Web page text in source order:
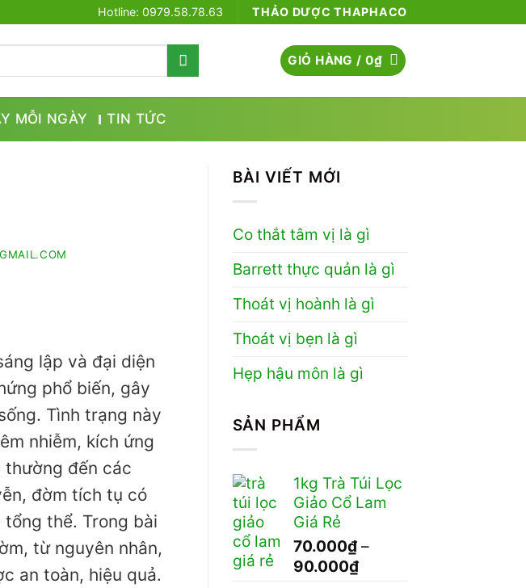
Hotline: 0979.58.78.63 THẢO DƯỢC THAPHACO
GIỎ HÀNG /0₫
MỖI NGÀY TIN TỨC
lập và đại diện
phổ biến, gây
Tình trạng này
nhiễm, kích ứng
thường đến các
đờm tích tụ có
thể. Trong bài
từ nguyên nhân,
an toàn, hiệu quả.
BÀI VIẾT MỚI
Co thắt tâm vị là gì
Barrett thực quản là gì
Thoát vị hoành là gì
Thoát vị bẹn là gì
Hẹp hậu môn là gì
SẢN PHẨM
1kg Trà Túi Lọc
Giảo Cổ Lam
Giá Rẻ
70.000₫ –
90.000₫Khoảng